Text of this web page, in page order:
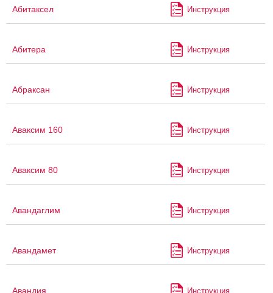
Абитаксел Инструкция
Абитера Инструкция
Абраксан Инструкция
Аваксим 160 Инструкция
Аваксим 80 Инструкция
Авандаглим Инструкция
Авандамет Инструкция
Авандия Инструкция